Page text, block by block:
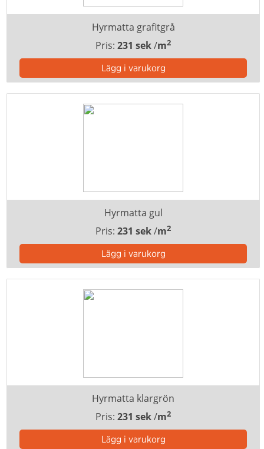
Hyrmatta grafitgrå
Pris: 231 sek/m2
Hyrmatta gul
Pris: 231 sek/m2
Hyrmatta klargrön
Pris: 231 sek/m2